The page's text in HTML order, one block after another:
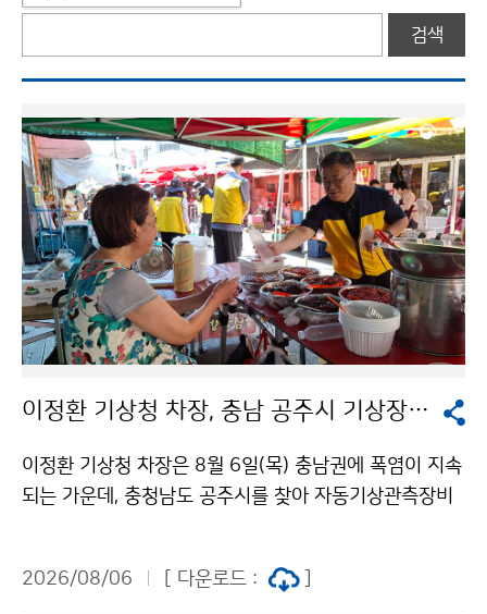
검색
이정환 기상청 차장, 충남 공주시 기상장비 점검 및 폭염 피해 예방 활동 실시
이정환 기상청 차장은 8월 6일(목) 충남권에 폭염이 지속
되는 가운데, 충청남도 공주시를 찾아 자동기상관측장비
시했다.
2026/08/06 [ 다운로드 :